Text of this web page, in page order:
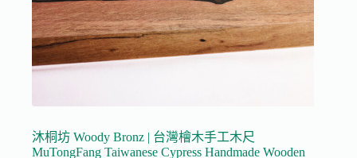
沐桐坊 Woody Bronz | 台灣檜木手工木尺
MuTongFang Taiwanese Cypress Handmade Wooden